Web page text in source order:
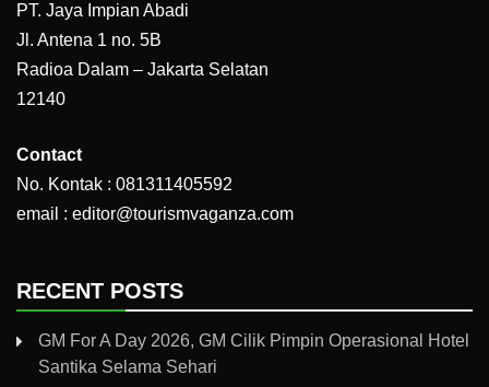
PT. Jaya Impian Abadi
Jl. Antena 1 no. 5B
Radioa Dalam – Jakarta Selatan
12140
Contact
No. Kontak : 081311405592
email : editor@tourismvaganza.com
RECENT POSTS
GM For A Day 2026, GM Cilik Pimpin Operasional Hotel
Santika Selama Sehari